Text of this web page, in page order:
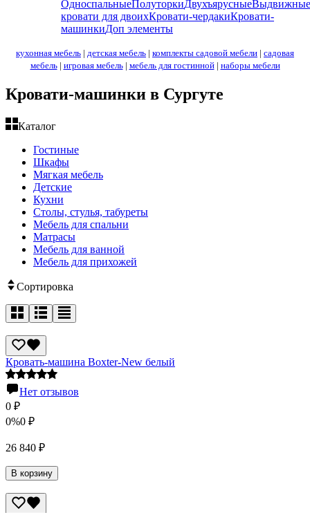
ОдноспальныеПолуторкиДвухъярусныеВыдвижные
кровати для двоихКровати-чердакиКровати-
машинкиДоп элементы
кухонная мебель | детская мебель | комплекты садовой мебели | садовая
мебель| игровая мебель| мебель для гостинной| наборы мебели
Кровати-машинки в Сургуте
Каталог
Гостиные
Шкафы
Мягкая мебель
Детские
Кухни
Столы, стулья, табуреты
Мебель для спальни
Матрасы
Мебель для ванной
Мебель для прихожей
Сортировка
Кровать-машина Boxter-New белый
Нет отзывов
0 ₽
0%0 ₽
26 840 ₽
В корзину